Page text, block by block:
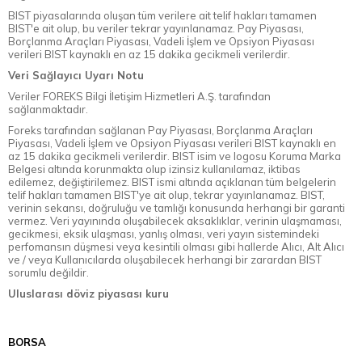
BIST piyasalarında oluşan tüm verilere ait telif hakları tamamen
BIST'e ait olup, bu veriler tekrar yayınlanamaz. Pay Piyasası,
Borçlanma Araçları Piyasası, Vadeli İşlem ve Opsiyon Piyasası
verileri BIST kaynaklı en az 15 dakika gecikmeli verilerdir.
Veri Sağlayıcı Uyarı Notu
Veriler FOREKS Bilgi İletişim Hizmetleri A.Ş. tarafından
sağlanmaktadır.
Foreks tarafından sağlanan Pay Piyasası, Borçlanma Araçları
Piyasası, Vadeli İşlem ve Opsiyon Piyasası verileri BIST kaynaklı en
az 15 dakika gecikmeli verilerdir. BIST isim ve logosu Koruma Marka
Belgesi altında korunmakta olup izinsiz kullanılamaz, iktibas
edilemez, değiştirilemez. BIST ismi altında açıklanan tüm belgelerin
telif hakları tamamen BIST'ye ait olup, tekrar yayınlanamaz. BIST,
verinin sekansı, doğruluğu ve tamlığı konusunda herhangi bir garanti
vermez. Veri yayınında oluşabilecek aksaklıklar, verinin ulaşmaması,
gecikmesi, eksik ulaşması, yanlış olması, veri yayın sistemindeki
perfomansın düşmesi veya kesintili olması gibi hallerde Alıcı, Alt Alıcı
ve / veya Kullanıcılarda oluşabilecek herhangi bir zarardan BIST
sorumlu değildir.
Uluslarası döviz piyasası kuru
BORSA